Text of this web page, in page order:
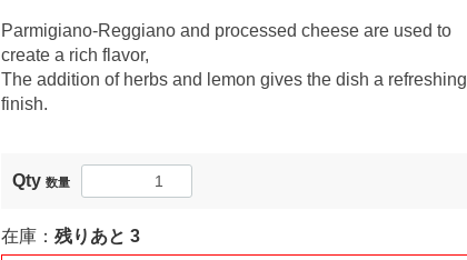
Parmigiano-Reggiano and processed cheese are used to
create a rich flavor,
The addition of herbs and lemon gives the dish a refreshing
finish.
Qty 数量
在庫： 残りあと 3